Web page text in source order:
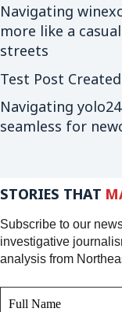
Navigating
more like a
streets
Test Post Created
Navigating
seamless for
STORIES THAT
Subscribe to our
investigative
analysis from